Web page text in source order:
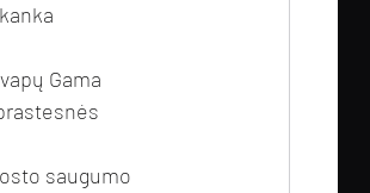
Gama
saugumo